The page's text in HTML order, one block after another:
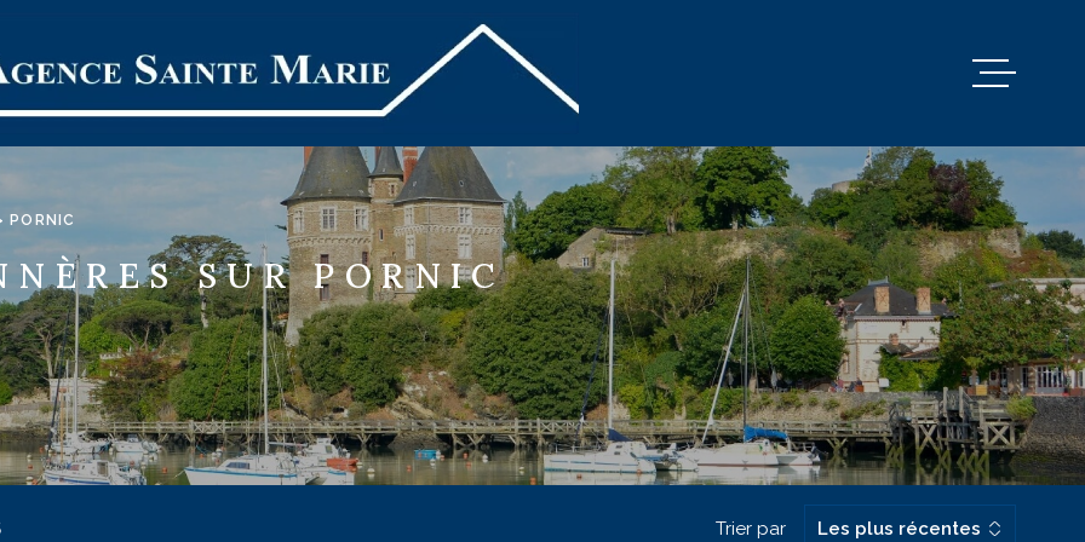
LOCATION
LOCATION
ESTIMATION
L'AGENCE
ALERTE E-
PORNIC
SUR PORNIC
Trier par Les plus récentes